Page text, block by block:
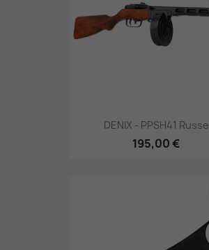
DENIX - PPSH41 Russe
195,00 €